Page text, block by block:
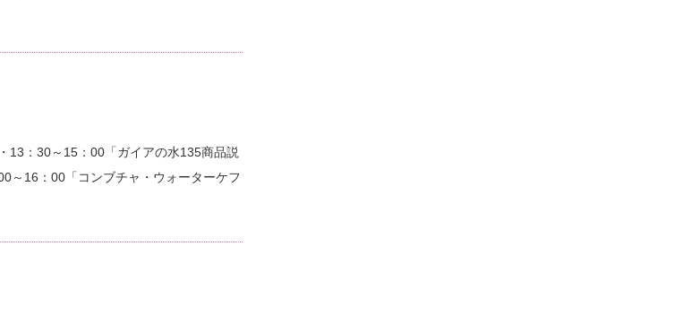
13：30～15：00「ガイアの水135商品説
～16：00「コンブチャ・ウォーターケフ